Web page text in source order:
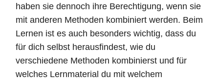
haben sie dennoch ihre Berechtigung, wenn sie
mit anderen Methoden kombiniert werden. Beim
Lernen ist es auch besonders wichtig, dass du
für dich selbst herausfindest, wie du
verschiedene Methoden kombinierst und für
welches Lernmaterial du mit welchem